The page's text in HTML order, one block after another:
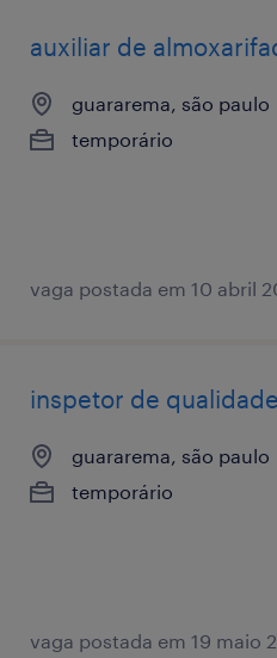
auxiliar de
guararema, são paulo
temporário
vaga postada em 10 abril
inspetor de
guararema, são paulo
temporário
vaga postada em 19 maio